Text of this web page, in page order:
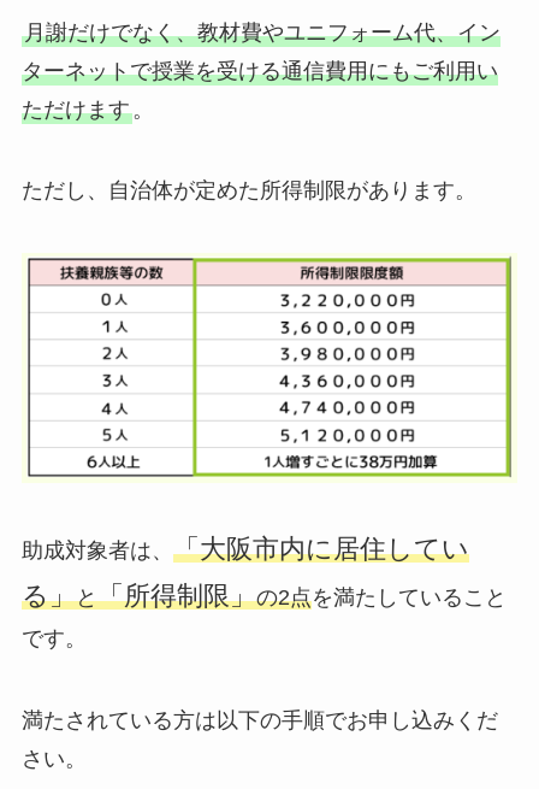
月謝だけでなく、教材費やユニフォーム代、イン
ターネットで授業を受ける通信費用にもご利用い
ただけます。
ただし、自治体が定めた所得制限があります。
助成対象者は、 「大阪市内に居住してい
る」と「所得制限」の2点を満たしていること
です。
満たされている方は以下の手順でお申し込みくだ
さい。